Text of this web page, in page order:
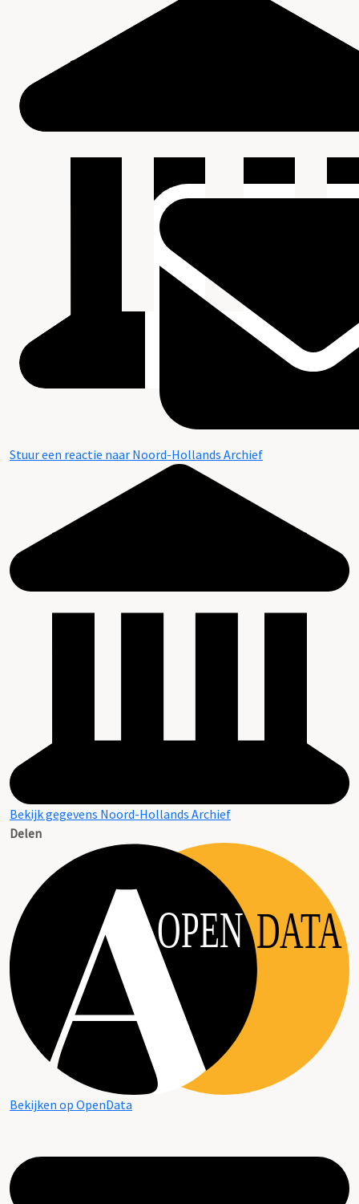
Stuur een reactie naar Noord-Hollands Archief
Bekijk gegevens Noord-Hollands Archief
Delen
OPEN DATA
Bekijken op OpenData